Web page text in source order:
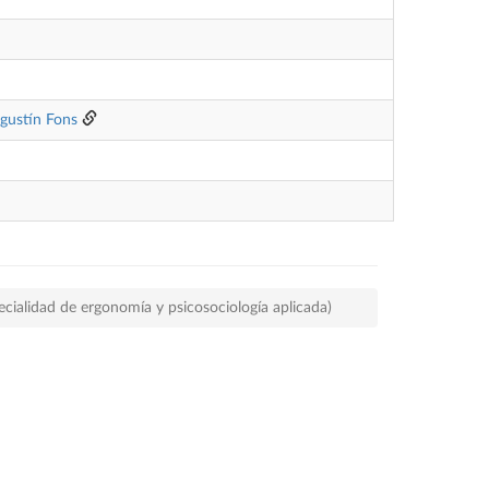
Fons
de ergonomía y psicosociología aplicada)